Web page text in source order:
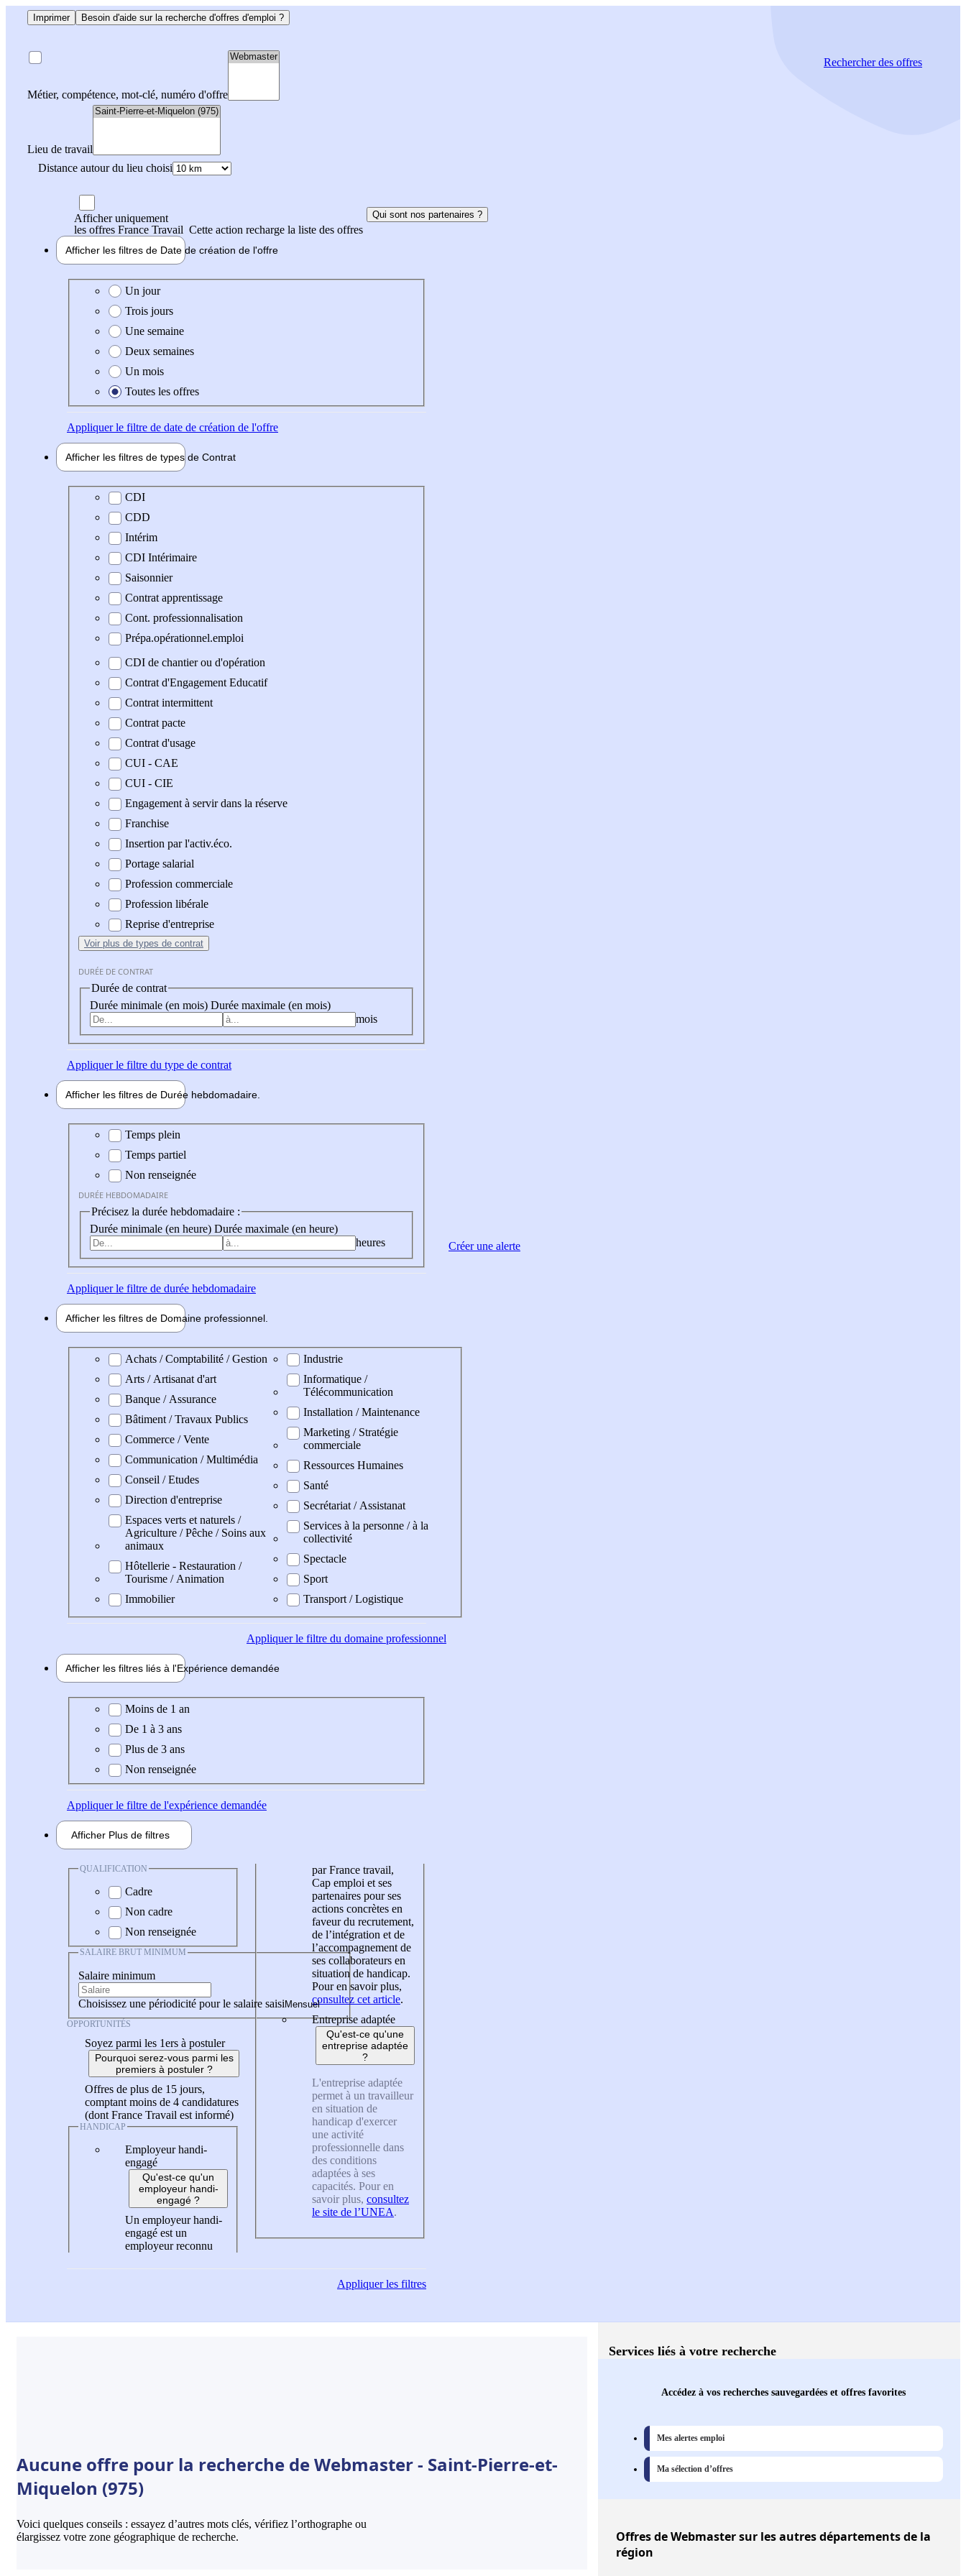
Imprimer Besoin d'aide sur la recherche d'offres d'emploi ?
Métier, compétence, mot-clé, numéro d'offre
Lieu de travail
Distance autour du lieu choisi
Rechercherdes offres
Afficher uniquement
les offres France Travail Cette action recharge la liste des offres
Qui sont nos partenaires ?
Afficher les filtres de Date de création de l'offre
Date de création de l'offre
Un jour
Trois jours
Une semaine
Deux semaines
Un mois
Toutes les offres
Appliquerle filtre de date de création de l'offre
Afficher les filtres de types de Contrat
Type de contrat
CDI
CDD
Intérim
CDI Intérimaire
Saisonnier
Contrat apprentissage
Cont. professionnalisation
Prépa.opérationnel.emploi
CDI de chantier ou d'opération
Contrat d'Engagement Educatif
Contrat intermittent
Contrat pacte
Contrat d'usage
CUI - CAE
CUI - CIE
Engagement à servir dans la réserve
Franchise
Insertion par l'activ.éco.
Portage salarial
Profession commerciale
Profession libérale
Reprise d'entreprise
Voir plus de types de contrat
DURÉE DE CONTRAT
Durée de contrat
Durée minimale (en mois) Durée maximale (en mois)
mois
Appliquerle filtre du type de contrat
Afficher les filtres de Durée hebdomadaire
Durée hebdomadaire
Temps plein
Temps partiel
Non renseignée
DURÉE HEBDOMADAIRE
Précisez la durée hebdomadaire :
Durée minimale (en heure) Durée maximale (en heure)
heures
Appliquerle filtre de durée hebdomadaire
Afficher les filtres de Domaine professionnel
Domaine professionel
Achats / Comptabilité / Gestion
Arts / Artisanat d'art
Banque / Assurance
Bâtiment / Travaux Publics
Commerce / Vente
Communication / Multimédia
Conseil / Etudes
Direction d'entreprise
Espaces verts et naturels /
Agriculture / Pêche / Soins aux
animaux
Hôtellerie - Restauration /
Tourisme / Animation
Immobilier
Industrie
Informatique /
Télécommunication
Installation / Maintenance
Marketing / Stratégie
commerciale
Ressources Humaines
Santé
Secrétariat / Assistanat
Services à la personne / à la
collectivité
Spectacle
Sport
Transport / Logistique
Appliquerle filtre du domaine professionnel
Afficher les filtres liés à l'Expérience demandée
Expérience demandée
Moins de 1 an
De 1 à 3 ans
Plus de 3 ans
Non renseignée
Appliquerle filtre de l'expérience demandée
Afficher Plus de filtres
QUALIFICATION
Cadre
Non cadre
Non renseignée
SALAIRE BRUT MINIMUM
Salaire minimum
Choisissez une périodicité pour le salaire saisi
OPPORTUNITÉS
Soyez parmi les 1ers à postuler
Pourquoi serez-vous parmi les
premiers à postuler ?
Offres de plus de 15 jours,
comptant moins de 4 candidatures
(dont France Travail est informé)
HANDICAP
Employeur handi-
engagé
Qu'est-ce qu'un
employeur handi-
engagé ?
Un employeur handi-
engagé est un
employeur reconnu
par France travail,
Cap emploi et ses
partenaires pour ses
actions concrètes en
faveur du recrutement,
de l’intégration et de
l’accompagnement de
ses collaborateurs en
situation de handicap.
Pour en savoir plus,
consultez cet article.
Entreprise adaptée
Qu'est-ce qu'une
entreprise adaptée
?
L'entreprise adaptée
permet à un travailleur
en situation de
handicap d'exercer
une activité
professionnelle dans
des conditions
adaptées à ses
capacités. Pour en
savoir plus, consultez
le site de l’UNEA.
Appliquerles filtres
Créer une alerte
Aucune offre pour la recherche de Webmaster - Saint-Pierre-et-
Miquelon (975)
Voici quelques conseils : essayez d’autres mots clés, vérifiez l’orthographe ou
élargissez votre zone géographique de recherche.
Services liés à votre recherche
Accédez à vos recherches sauvegardées et offres favorites
Mes alertes emploi
Ma sélection d’offres
Offresde Webmaster sur les autres départements de la
région